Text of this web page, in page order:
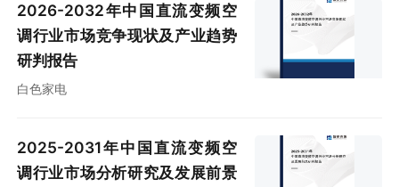
2026-2032年中国直流变频空
调行业市场竞争现状及产业趋势
研判报告
白色家电
2025-2031年中国直流变频空
调行业市场分析研究及发展前景